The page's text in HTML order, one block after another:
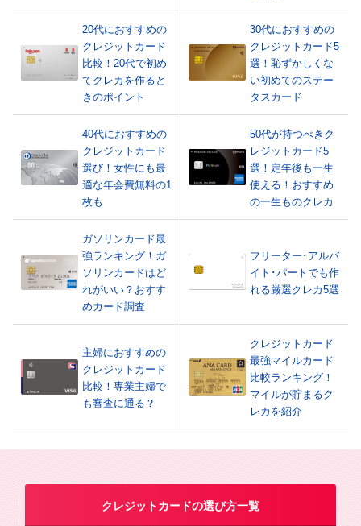
20代におすすめの
クレジットカード
比較！20代で初め
てクレカを作ると
きのポイント
30代におすすめの
クレジットカード5
選！恥ずかしくな
い初めてのステー
タスカード
40代におすすめの
クレジットカード
選び！女性にも最
適な年会費無料の1
枚も
50代が持つべきク
レジットカード5
選！定年後も一生
使える！おすすめ
の一生ものクレカ
ガソリンカード最
強ランキング！ガ
ソリンカードはど
れがいい？おすす
めカード調査
フリーター･アルバ
イト･パートでも作
れる厳選クレカ5選
主婦におすすめの
クレジットカード
比較！専業主婦で
も審査に通る？
クレジットカード
最強マイルカード
比較ランキング！
マイルが貯まるク
レカを紹介
クレジットカードの選び方一覧